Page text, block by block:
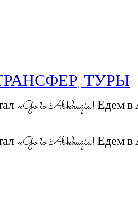
ТУРЫ
to Abkhazia! Едем
to Abkhazia! Едем